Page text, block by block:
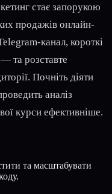
стає запорукою
продажів онлайн-
канал, короткі
та розставте
Почніть діяти
аналіз
курси ефективніше.
та масштабувати